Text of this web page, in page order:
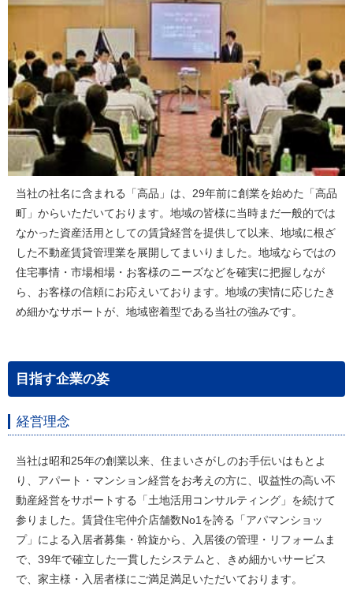
当社の社名に含まれる「高品」は、29年前に創業を始めた「高品
町」からいただいております。地域の皆様に当時まだ一般的では
なかった資産活用としての賃貸経営を提供して以来、地域に根ざ
した不動産賃貸管理業を展開してまいりました。地域ならではの
住宅事情・市場相場・お客様のニーズなどを確実に把握しなが
ら、お客様の信頼にお応えいております。地域の実情に応じたき
め細かなサポートが、地域密着型である当社の強みです。
目指す企業の姿
経営理念
当社は昭和25年の創業以来、住まいさがしのお手伝いはもとよ
り、アパート・マンション経営をお考えの方に、収益性の高い不
動産経営をサポートする「土地活用コンサルティング」を続けて
参りました。賃貸住宅仲介店舗数No1を誇る「アパマンショッ
プ」による入居者募集・斡旋から、入居後の管理・リフォームま
で、39年で確立した一貫したシステムと、きめ細かいサービス
で、家主様・入居者様にご満足満足いただいております。